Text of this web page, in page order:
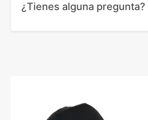
¿Tienes alguna pregunta?